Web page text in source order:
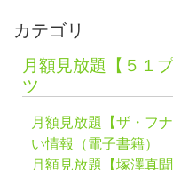
カテゴリ
月額見放題【５１
ツ
月額見放題【ザ・フ
い情報（電子書籍）
月額見放題【塚澤真